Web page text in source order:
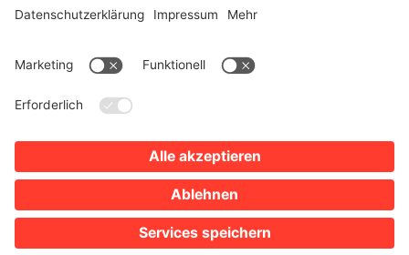
PresseWir über unsTourist-Information
Erklärung zur Barrierefreiheit
Impressum